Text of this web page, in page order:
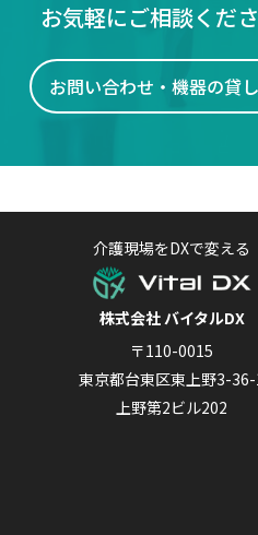
お気軽にご相談くださ
お問い合わせ・機器の貸
介護現場をDXで変える
株式会社 バイタルDX
〒110-0015
東京都台東区東上野3-
上野第2ビル202